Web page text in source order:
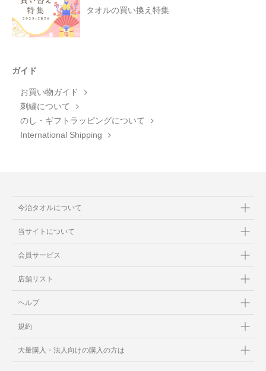
タオルの買い換え特集
ガイド
お買い物ガイド
刺繍について
のし・ギフトラッピングについて
International Shipping
今治タオルについて
当サイトについて
会員サービス
店舗リスト
ヘルプ
規約
大量購入・法人向けの購入の方は